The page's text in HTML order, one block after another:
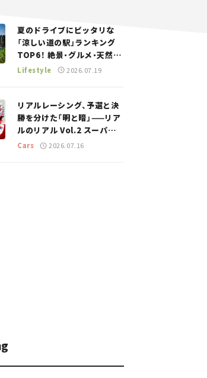
夏のドライブにピッタリな
「涼しい道の駅」ランキング
TOP6！ 絶景・グルメ・天然ク
ーラーなど、避暑におすすめ
Lifestyle 2026.07.19
リアルレーシング、予選と決
勝を分けた「明と暗」——リア
ルのリアル Vol.2 スーパー
GT 2026開幕戦 岡山国際サ
Cars 2026.07.16